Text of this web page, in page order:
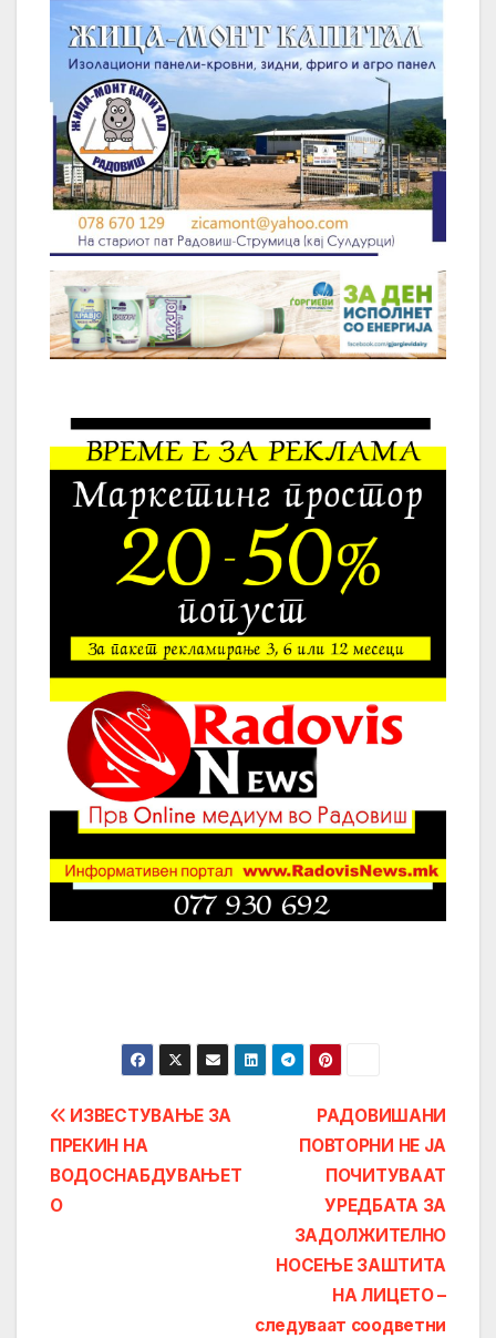
Post
navigation
РАДОВИШАНИ
ПОВТОРНИ НЕ ЈА
ПОЧИТУВААТ
УРЕДБАТА ЗА
ЗАДОЛЖИТЕЛНО
НОСЕЊЕ ЗАШТИТА
НА ЛИЦЕТО –
следуваaт соодветни
ИЗВЕСТУВАЊЕ ЗА
ПРЕКИН НА
ВОДОСНАБДУВАЊЕТ
О